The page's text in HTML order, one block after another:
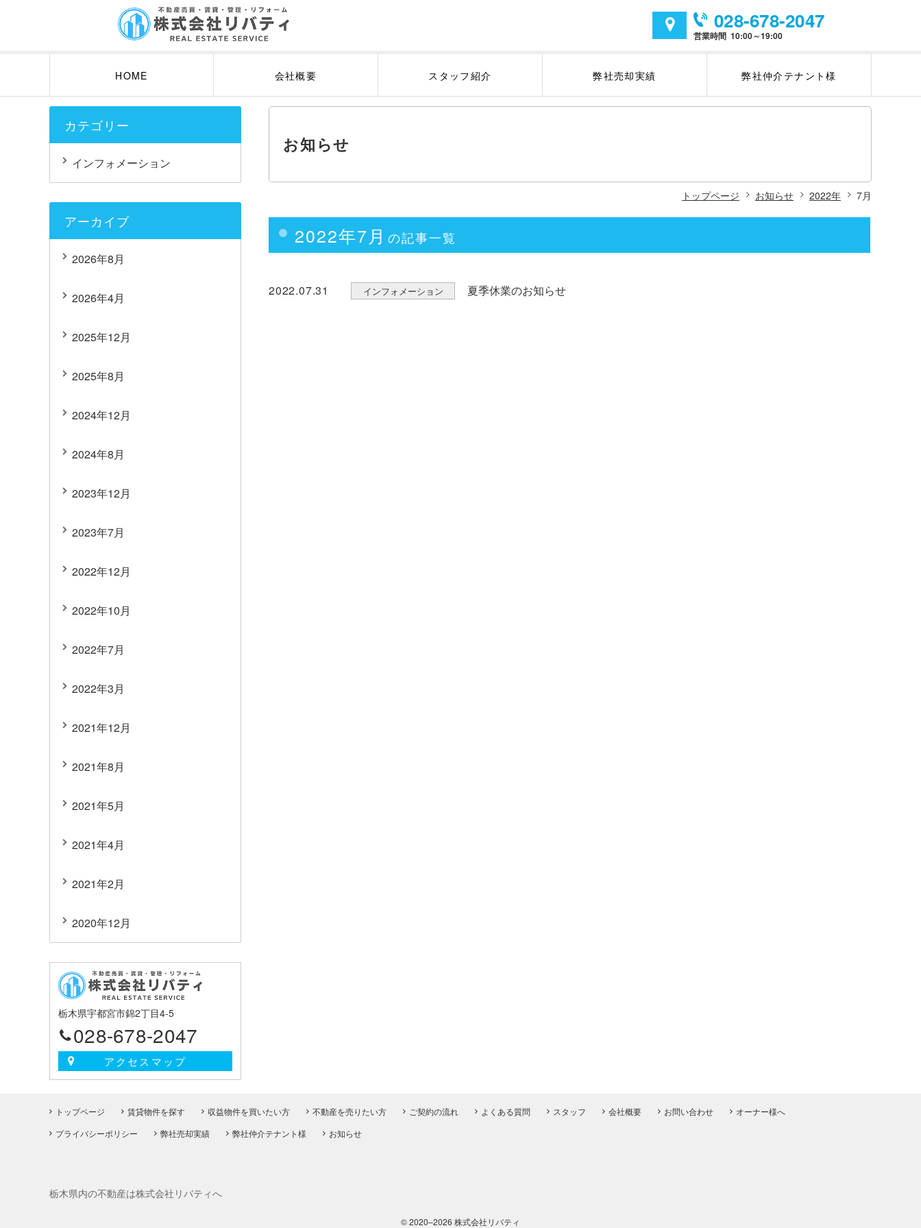
アクセスマップ
028-678-2047
営業時間 10:00～19:00
HOME 会社概要 スタッフ紹介 弊社売却実績 弊社仲介テナント様
お知らせ
トップページ お知らせ 2022年 7月
2022年7月 の記事一覧
2022.07.31 インフォメーション 夏季休業のお知らせ
カテゴリー
インフォメーション
アーカイブ
2026年8月
2026年4月
2025年12月
2025年8月
2024年12月
2024年8月
2023年12月
2023年7月
2022年12月
2022年10月
2022年7月
2022年3月
2021年12月
2021年8月
2021年5月
2021年4月
2021年2月
2020年12月
栃木県宇都宮市錦2丁目4-5
028-678-2047
アクセスマップ
トップページ 賃貸物件を探す 収益物件を買いたい方 不動産を売りたい方 ご契約の流れ よくある質問 スタッフ 会社概要 お問い合わせ
オーナー様へ
プライバシーポリシー
弊社売却実績 弊社仲介テナント様 お知らせ
栃木県内の不動産は株式会社リバティへ
© 2020–2026 株式会社リバティ